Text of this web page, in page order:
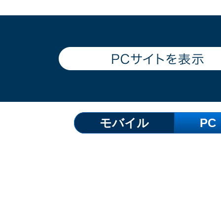
モバイル PC